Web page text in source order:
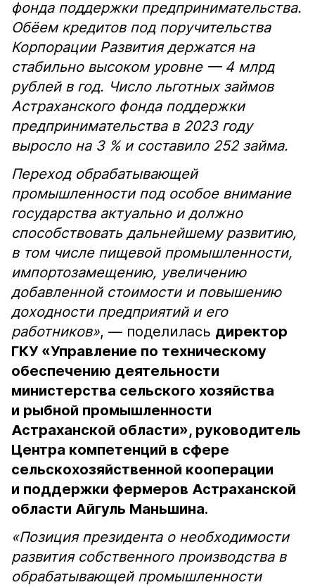
фонда поддержки предпринимательства.
Обёем кредитов под поручительства
Корпорации Развития держатся на
стабильно высоком уровне — 4 млрд
рублей в год. Число льготных займов
Астраханского фонда поддержки
предпринимательства в 2023 году
выросло на 3 % и составило 252 займа.
Переход обрабатывающей
промышленности под особое внимание
государства актуально и должно
способствовать дальнейшему развитию,
в том числе пищевой промышленности,
импортозамещению, увеличению
добавленной стоимости и повышению
доходности предприятий и его
работников», — поделилась директор
ГКУ «Управление по техническому
обеспечению деятельности
министерства сельского хозяйства
и рыбной промышленности
Астраханской области», руководитель
Центра компетенций в сфере
сельскохозяйственной кооперации
и поддержки фермеров Астраханской
области Айгуль Маньшина.
«Позиция президента о необходимости
развития собственного производства в
обрабатывающей промышленности